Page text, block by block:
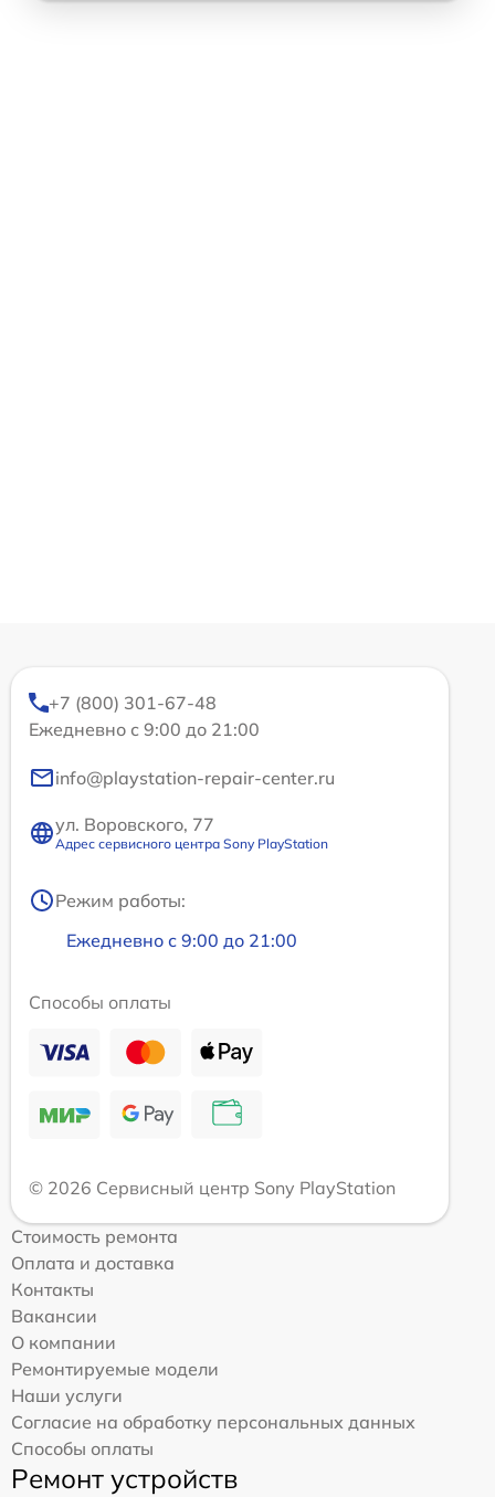
+7 (800) 301-67-48
Ежедневно с 9:00 до 21:00
info@playstation-repair-center.ru
ул. Воровского, 77
Адрес сервисного центра Sony PlayStation
Режим работы:
Ежедневно с 9:00 до 21:00
Способы оплаты
© 2026 Сервисный центр Sony PlayStation
Стоимость ремонта
Оплата и доставка
Контакты
Вакансии
О компании
Ремонтируемые модели
Наши услуги
Согласие на обработку персональных данных
Способы оплаты
Ремонт устройств